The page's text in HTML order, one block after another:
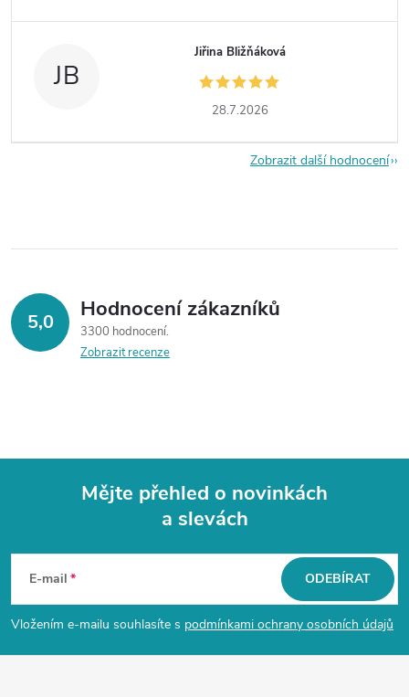
JB
Jiřina Bližňáková
28.7.2026
Zobrazit další hodnocení
5,0 Hodnocení zákazníků
3300 hodnocení
Zobrazit recenze
p
a
Mějte přehled o novinkách
a slevách
E-mail
Vložením e-mailu souhlasíte s podmínkami ochrany osobních údajů
ODEBÍRAT